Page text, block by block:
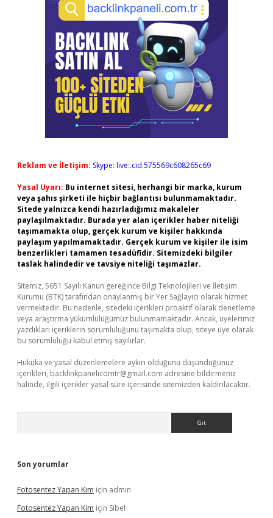
Reklam ve İletişim: Skype: live:.cid.575569c608265c69
Yasal Uyarı: Bu internet sitesi, herhangi bir marka, kurum
veya şahıs şirketi ile hiçbir bağlantısı bulunmamaktadır.
Sitede yalnızca kendi hazırladığımız makaleler
paylaşılmaktadır. Burada yer alan içerikler haber niteliği
taşımamakta olup, gerçek kurum ve kişiler hakkında
paylaşım yapılmamaktadır. Gerçek kurum ve kişiler ile isim
benzerlikleri tamamen tesadüfidir. Sitemizdeki bilgiler
taslak halindedir ve tavsiye niteliği taşımazlar.
Sitemiz, 5651 Sayılı Kanun gereğince Bilgi Teknolojileri ve İletişim
Kurumu (BTK) tarafından onaylanmış bir Yer Sağlayıcı olarak hizmet
vermektedir. Bu nedenle, sitedeki içerikleri proaktif olarak denetleme
veya araştırma yükümlülüğümüz bulunmamaktadır. Ancak, üyelerimiz
yazdıkları içeriklerin sorumluluğunu taşımakta olup, siteye üye olarak
bu sorumluluğu kabul etmiş sayılırlar.
Hukuka ve yasal düzenlemelere aykırı olduğunu düşündüğünüz
içerikleri, backlinkpanelicomtr@gmail.com adresine bildirmeniz
halinde, ilgili içerikler yasal süre içerisinde sitemizden kaldırılacaktır.
Son yorumlar
Fotosentez Yapan Kim için admin
Fotosentez Yapan Kim için Sibel